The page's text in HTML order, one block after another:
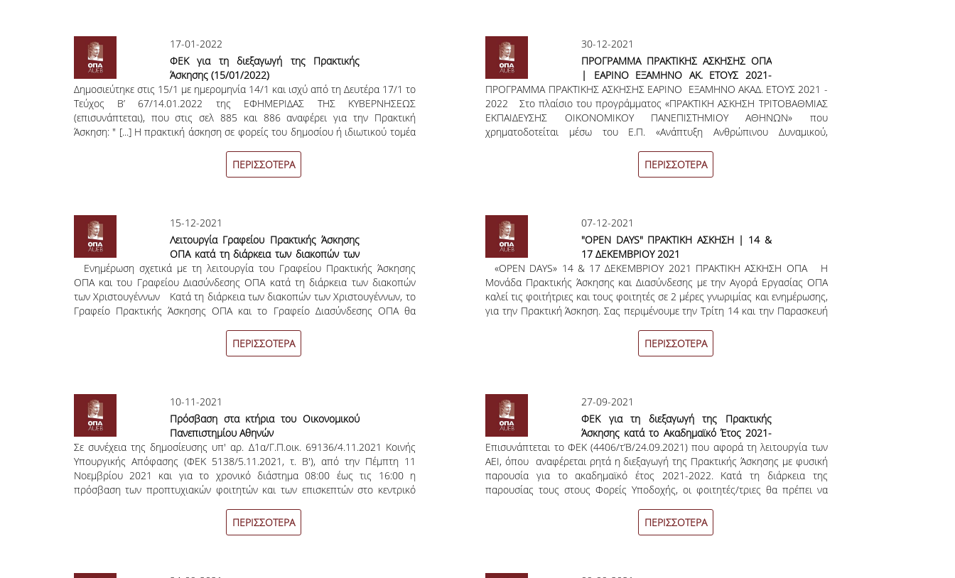
17-01-2022
ΦΕΚ για τη διεξαγωγή της Πρακτικής
Άσκησης (15/01/2022)
Δημοσιεύτηκε στις 15/1 με ημερομηνία 14/1 και ισχύ από τη Δευτέρα 17/1 το
Τεύχος B’ 67/14.01.2022 της ΕΦΗΜΕΡΙΔΑΣ ΤΗΣ ΚΥΒΕΡΝΗΣΕΩΣ
(επισυνάπτεται), που στις σελ 885 και 886 αναφέρει για την Πρακτική
Άσκηση: " [...] Η πρακτική άσκηση σε φορείς του δημοσίου ή ιδιωτικού τομέα
ειδικότερους όρους κάθε προγράμματος σπουδών α΄ ή β΄ κύκλου και τον
ισχύοντα Κανονισμό Πρακτικής Άσκησης φοιτητών του Α.Ε.Ι., εφόσον
εξαρτημένης εργασίας του εργαζόμενου με τη χρήση
ΠΕΡΙΣΣΟΤΕΡΑ
30-12-2021
ΠΡΟΓΡΑΜΜΑ ΠΡΑΚΤΙΚΗΣ ΑΣΚΗΣΗΣ ΟΠΑ
| ΕΑΡΙΝΟ ΕΞΑΜΗΝΟ ΑΚ. ΕΤΟΥΣ 2021-
2022
ΠΡΟΓΡΑΜΜΑ ΠΡΑΚΤΙΚΗΣ ΑΣΚΗΣΗΣ ΕΑΡΙΝΟ ΕΞΑΜΗΝΟ ΑΚΑΔ. ΕΤΟΥΣ 2021 -
2022 Στο πλαίσιο του προγράμματος «ΠΡΑΚΤΙΚΗ ΑΣΚΗΣΗ ΤΡΙΤΟΒΑΘΜΙΑΣ
ΕΚΠΑΙΔΕΥΣΗΣ ΟΙΚΟΝΟΜΙΚΟΥ ΠΑΝΕΠΙΣΤΗΜΙΟΥ ΑΘΗΝΩΝ» που
χρηματοδοτείται μέσω του Ε.Π. «Ανάπτυξη Ανθρώπινου Δυναμικού,
Επιχειρηματικότητα και Καινοτομία 2014 – 2020» και συγχρηματοδοτείται
από την Ευρωπαϊκή Ένωση (Ευρωπαϊκό Κοινωνικό Ταμείο - ΕΚΤ) και από
Εξάμηνο Ακαδημαϊκού έτους 2021-2022, υποβάλλοντας ηλεκτρονική αίτηση
ΠΕΡΙΣΣΟΤΕΡΑ
15-12-2021
Λειτουργία Γραφείου Πρακτικής Άσκησης
ΟΠΑ κατά τη διάρκεια των διακοπών των
Χριστουγέννων
Ενημέρωση σχετικά με τη λειτουργία του Γραφείου Πρακτικής Άσκησης
ΟΠΑ και του Γραφείου Διασύνδεσης ΟΠΑ κατά τη διάρκεια των διακοπών
των Χριστουγέννων Κατά τη διάρκεια των διακοπών των Χριστουγέννων, το
Γραφείο Πρακτικής Άσκησης ΟΠΑ και το Γραφείο Διασύνδεσης ΟΠΑ θα
05/01/2022 07/01/2022 Ωρες υποδοχής φοιτητών 10:00 - 13:00 Σας
ΠΕΡΙΣΣΟΤΕΡΑ
07-12-2021
"OPEN DAYS" ΠΡΑΚΤΙΚΗ ΑΣΚΗΣΗ | 14 &
17 ΔΕΚΕΜΒΡΙΟΥ 2021
«OPEN DAYS» 14 & 17 ΔΕΚΕΜΒΡΙΟΥ 2021 ΠΡΑΚΤΙΚΗ ΑΣΚΗΣΗ ΟΠΑ Η
Μονάδα Πρακτικής Άσκησης και Διασύνδεσης με την Αγορά Εργασίας ΟΠΑ
καλεί τις φοιτήτριες και τους φοιτητές σε 2 μέρες γνωριμίας και ενημέρωσης,
για την Πρακτική Άσκηση. Σας περιμένουμε την Τρίτη 14 και την Παρασκευή
Αντωνιάδου*. Θέματα προς συζήτηση: Όροι και προϋποθέσεις συμμετοχής
Αιτήσεις Φοιτητών Περίοδοι υλοποίησης Πρακτικής Άσκησης Πρακτικές
αποφυγή διάδοσης του COVID-
ΠΕΡΙΣΣΟΤΕΡΑ
10-11-2021
Πρόσβαση στα κτήρια του Οικονομικού
Πανεπιστημίου Αθηνών
Σε συνέχεια της δημοσίευσης υπ' αρ. Δ1α/Γ.Π.οικ. 69136/4.11.2021 Κοινής
Υπουργικής Απόφασης (ΦΕΚ 5138/5.11.2021, τ. Β'), από την Πέμπτη 11
Νοεμβρίου 2021 και για το χρονικό διάστημα 08:00 έως τις 16:00 η
πρόσβαση των προπτυχιακών φοιτητών και των επισκεπτών στο κεντρικό
Κιμώλου και Σπετσών θα είναι δυνατή μόνο με την επίδειξη των
απαιτούμενων ανά περίπτωση πιστοποιητικών ή βεβαιώσεων COVID-19
(φοιτητές β' και γ' κύκλου σπουδών,
ΠΕΡΙΣΣΟΤΕΡΑ
27-09-2021
ΦΕΚ για τη διεξαγωγή της Πρακτικής
Άσκησης κατά το Ακαδημαϊκό Έτος 2021-
2022
Επισυνάπτεται το ΦΕΚ (4406/τ’Β/24.09.2021) που αφορά τη λειτουργία των
ΑΕΙ, όπου αναφέρεται ρητά η διεξαγωγή της Πρακτικής Άσκησης με φυσική
παρουσία για το ακαδημαϊκό έτος 2021-2022. Κατά τη διάρκεια της
παρουσίας τους στους Φορείς Υποδοχής, οι φοιτητές/τριες θα πρέπει να
εργαζόμενους του Φορέα Υποδοχής, δηλαδή α) πιστοποιητικό εμβολιασμού,
ή β) βεβαίωση νόησης ή γ) 1 ή 2 rapid test, ανάλογα με το είδους του Φορέα
τομέα διεξάγεται με φυσική
ΠΕΡΙΣΣΟΤΕΡΑ
Σελίδες